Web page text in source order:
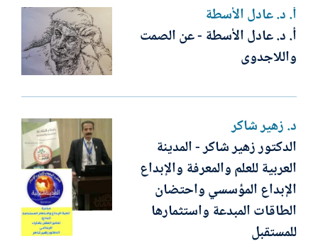
أ. د. عادل الأسطة
أ. د. عادل الأسطة - عن الصمت
واللاجدوى
د. زهير شاكر
الدكتور زهير شاكر - المدينة
العربية للعلم والمعرفة والإبداع
الإبداع المؤسسي واحتضان
الطاقات المبدعة واستثمارها
للمستقبل